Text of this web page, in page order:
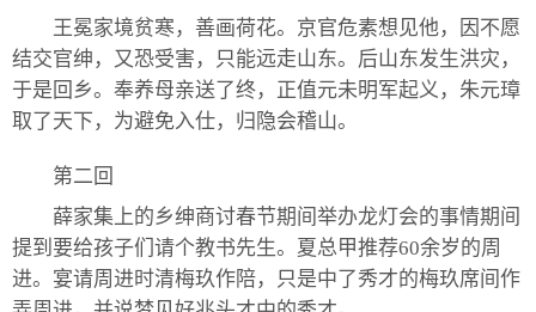
王冕家境贫寒，善画荷花。京官危素想见他，因不愿
结交官绅，又恐受害，只能远走山东。后山东发生洪灾，
于是回乡。奉养母亲送了终，正值元未明军起义，朱元璋
取了天下，为避免入仕，归隐会稽山。
第二回
薛家集上的乡绅商讨春节期间举办龙灯会的事情期间
提到要给孩子们请个教书先生。夏总甲推荐60余岁的周
进。宴请周进时清梅玖作陪，只是中了秀才的梅玖席间作